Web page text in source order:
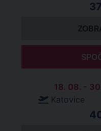
18. 08. -
Katovice